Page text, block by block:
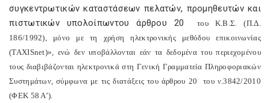
συγκεντρωτικών καταστάσεων πελατών, προμηθευτών και
πιστωτικών υπολοίπωντου άρθρου 20
του Κ.Β.Σ. (Π.Δ.
186/1992), μόνο με τη χρήση ηλεκτρονικής μεθόδου επικοινωνίας
(TAXISnet)», ενώ δεν υποβάλλονται εάν τα δεδομένα του περιεχομένου
τους διαβιβάζονται ηλεκτρονικά στη Γενική Γραμματεία Πληροφοριακών
Συστημάτων, σύμφωνα με τις διατάξεις του άρθρου 20
του ν.3842/2010
(ΦΕΚ 58 Α’).